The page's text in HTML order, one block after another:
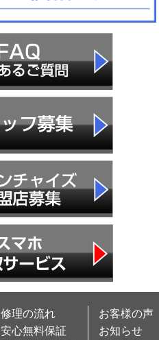
修理の流れ
安心無料保証
お客様の声
お知らせ